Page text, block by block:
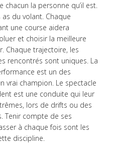
chacun la personne qu’il est.
du volant. Chaque
une course aidera
et choisir la meilleure
Chaque trajectoire, les
rencontrés sont uniques. La
est un des
vrai champion. Le spectacle
est une conduite qui leur
lors de drifts ou des
Tenir compte de ses
à chaque fois sont les
discipline.